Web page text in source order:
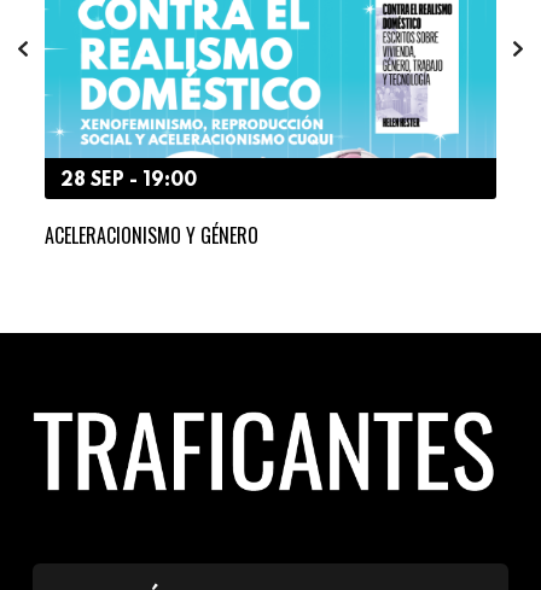
28 SEP - 19:00
ACELERACIONISMO Y GÉNERO